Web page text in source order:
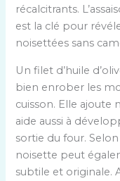
récalcitrants.
est la clé pour
noisettées sans
Un filet d’huile
bien enrober les
cuisson. Elle ajoute
aide aussi à
sortie du four.
noisette peut
subtile et originale.